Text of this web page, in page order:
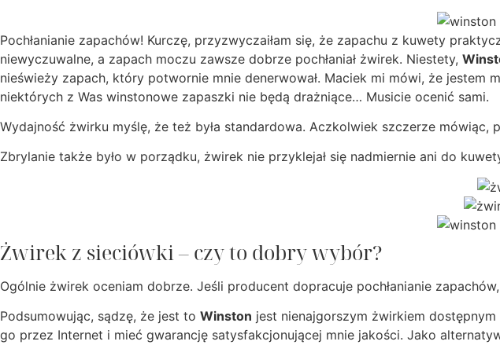
Pochłanianie zapachów! Kurczę, przyzwyczaiłam się, że zapachu z kuwety
niewyczuwalne, a zapach moczu zawsze dobrze pochłaniał żwirek. Niestety,
nieświeży zapach, który potwornie mnie denerwował. Maciek mi mówi, że
niektórych z Was winstonowe zapaszki nie będą drażniące… Musicie ocenić sami.
Wydajność żwirku myślę, że też była standardowa. Aczkolwiek szczerze mówiąc,
Zbrylanie także było w porządku, żwirek nie przyklejał się nadmiernie ani do
Żwirek z sieciówki – czy to dobry wybór?
Ogólnie żwirek oceniam dobrze. Jeśli producent dopracuje pochłanianie
Podsumowując, sądzę, że jest to Winston jest nienajgorszym żwirkiem
go przez Internet i mieć gwarancję satysfakcjonującej mnie jakości. Jako